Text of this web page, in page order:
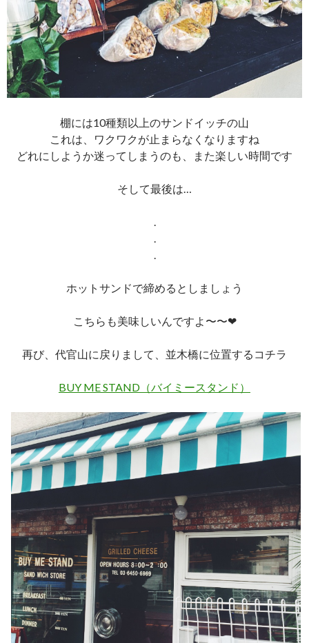
棚には10種類以上のサンドイッチの山
これは、ワクワクが止まらなくなりますね
どれにしようか迷ってしまうのも、また楽しい時間です
そして最後は…
ホットサンドで締めるとしましょう
こちらも美味しいんですよ〜〜❤︎
再び、代官山に戻りまして、並木橋に位置するコチラ
BUY ME STAND（バイミースタンド）